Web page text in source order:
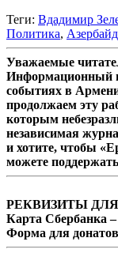
Теги: Вдадимир
Политика,
Уважаемые
Информационный
событиях в
продолжаем эту
которым
независимая
и хотите, чтобы
можете
РЕКВИЗИТЫ
Карта Сбербанка –
Форма для донатов